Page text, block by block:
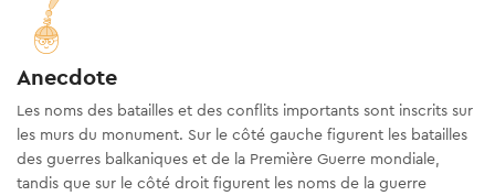
Anecdote
Les noms des batailles et des conflits importants sont inscrits sur
les murs du monument. Sur le côté gauche figurent les batailles
des guerres balkaniques et de la Première Guerre mondiale,
tandis que sur le côté droit figurent les noms de la guerre